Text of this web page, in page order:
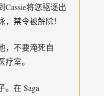
将您驱逐出
禁令被解除！
，不要淹死自
室。
。在 Saga